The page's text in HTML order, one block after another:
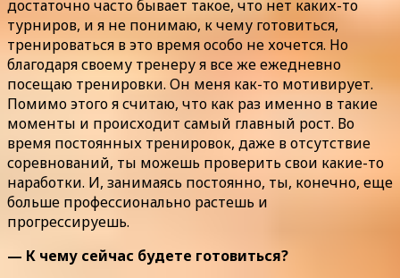
достаточно часто бывает такое, что нет каких-то
турниров, и я не понимаю, к чему готовиться,
тренироваться в это время особо не хочется. Но
благодаря своему тренеру я все же ежедневно
посещаю тренировки. Он меня как-то мотивирует.
Помимо этого я считаю, что как раз именно в такие
моменты и происходит самый главный рост. Во
время постоянных тренировок, даже в отсутствие
соревнований, ты можешь проверить свои какие-то
наработки. И, занимаясь постоянно, ты, конечно, еще
больше профессионально растешь и
прогрессируешь.
— К чему сейчас будете готовиться?